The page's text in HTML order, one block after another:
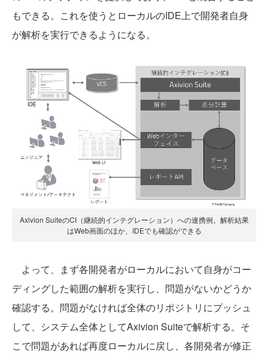
もできる。これを使うとローカルのIDE上で開発者自身
が解析を実行できるようになる。
Axivion SuiteのCI（継続的インテグレーション）への連携例。解析結果
はWeb画面のほか、IDEでも確認ができる
よって、まず各開発者がローカルにおいて自身がコー
ディングした範囲の解析を実行し、問題がないかどうか
確認する。問題がなければ全体のリポジトリにプッシュ
して、システム全体としてAxivion Suiteで解析する。そ
こで問題があれば再度ローカルに戻し、各開発者が修正